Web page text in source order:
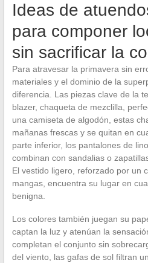
Ideas de
para componer
sin sacrificar la
Para atravesar la primavera sin
materiales y el dominio de la
diferencia. Las piezas clave de la
blazer, chaqueta de mezclilla,
una camiseta de algodón, estas
mañanas frescas y se quitan en
parte inferior, los pantalones de
combinan con sandalias o
El vestido ligero, reforzado por un
mangas, encuentra su lugar en
benigna.
Los colores también juegan su
captan la luz y atenúan la
completan el conjunto sin
del viento, las gafas de sol filtran